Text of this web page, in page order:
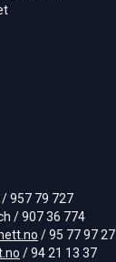
957 79 727
/ 907 36 774
/ 95 77 97 27
/ 94 21 13 37